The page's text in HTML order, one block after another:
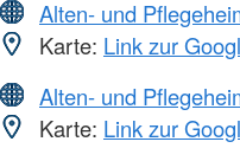
Alten- und
Karte: Link zur
Alten- und
Karte: Link zur